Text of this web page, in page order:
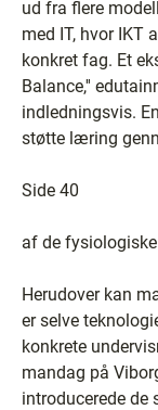
ud fra flere
med IT, hvor IKT
konkret fag. Et
Balance,''
indledningsvis.
støtte læring
Side 40
af de
Herudover kan
er selve
konkrete
mandag på
introducerede de